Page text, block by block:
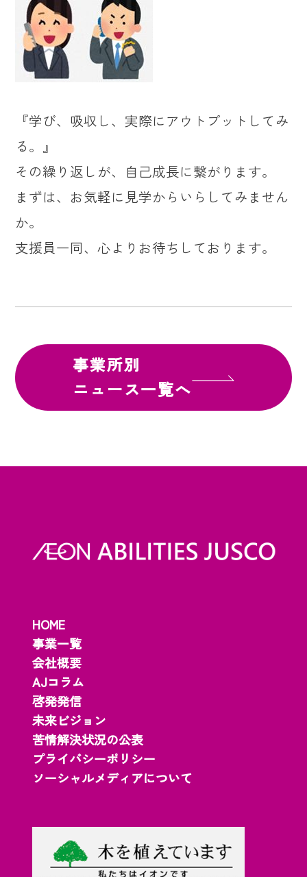
『学び、吸収し、実際にアウトプットしてみ
る。』
その繰り返しが、自己成長に繋がります。
まずは、お気軽に見学からいらしてみません
か。
支援員一同、心よりお待ちしております。
事業所別
ニュース一覧へ
HOME
事業一覧
会社概要
AJコラム
啓発発信
未来ビジョン
苦情解決状況の公表
プライバシーポリシー
ソーシャルメディアについて